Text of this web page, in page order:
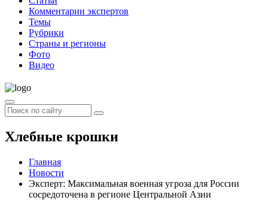
Комментарии экспертов
Темы
Рубрики
Страны и регионы
Фото
Видео
Хлебные крошки
Главная
Новости
Эксперт: Максимальная военная угроза для России
сосредоточена в регионе Центральной Азии